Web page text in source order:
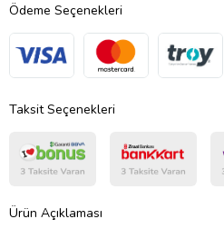
Ödeme Seçenekleri
Taksit Seçenekleri
Ürün Açıklaması